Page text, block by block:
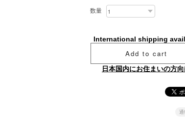
数量
International shipping
Add to cart
日本国内にお住まいの方
通